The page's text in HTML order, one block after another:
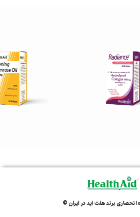
انحصاری برند هلث اید در ایران ©